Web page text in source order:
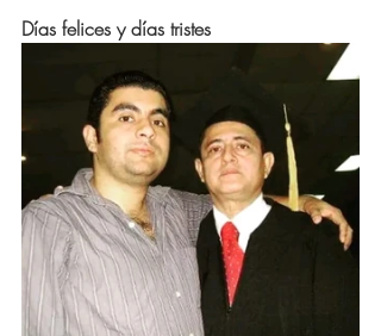
Días felices y días tristes